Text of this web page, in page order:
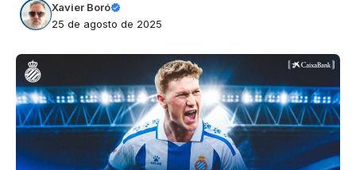
Xavier Boró
25 de agosto de 2025